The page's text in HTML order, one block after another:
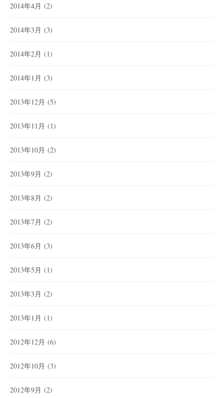
2014年4月 (2)
2014年3月 (3)
2014年2月 (1)
2014年1月 (3)
2013年12月 (5)
2013年11月 (1)
2013年10月 (2)
2013年9月 (2)
2013年8月 (2)
2013年7月 (2)
2013年6月 (3)
2013年5月 (1)
2013年3月 (2)
2013年1月 (1)
2012年12月 (6)
2012年10月 (3)
2012年9月 (2)